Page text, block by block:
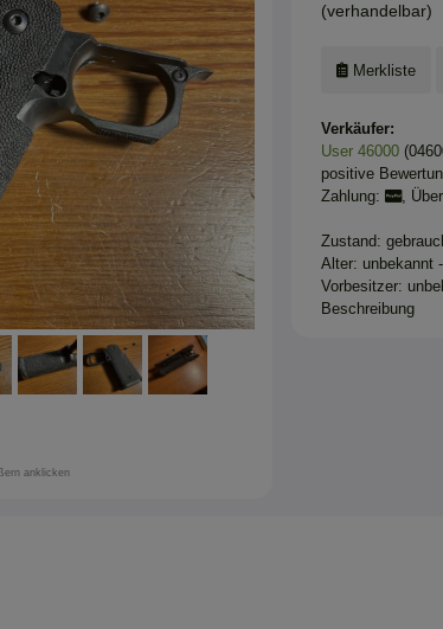
anklicken
(verhandelbar)
Merkliste
Verkäufer:
User 46000
positive
Zahlung:
,
Zustand:
Alter: unbekannt
Vorbesitzer:
Beschreibung